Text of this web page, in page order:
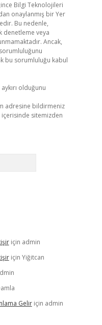
Bilgi Teknolojileri
onaylanmış bir Yer
Bu nedenle,
denetleme veya
Ancak,
bu sorumluluğu kabul
olduğunu
adresine bildirmeniz
sitemizden
için admin
için Yiğitcan
Geliriçin admin